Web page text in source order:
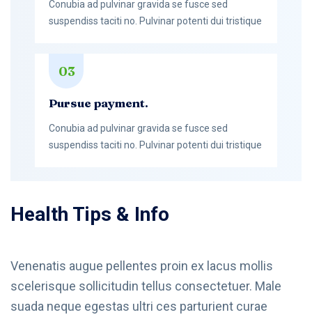
Conubia ad pulvinar gravida se fusce sed
suspendiss taciti no. Pulvinar potenti dui tristique
03
Pursue payment.
Conubia ad pulvinar gravida se fusce sed
suspendiss taciti no. Pulvinar potenti dui tristique
Health Tips & Info
Venenatis augue pellentes proin ex lacus mollis
scelerisque sollicitudin tellus consectetuer. Male
suada neque egestas ultri ces parturient curae